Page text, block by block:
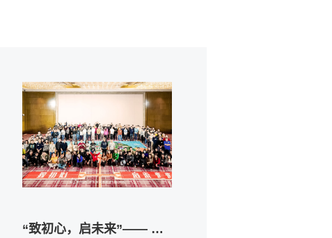
“致初心，启未来”—— 西云数据多米诺团队共创